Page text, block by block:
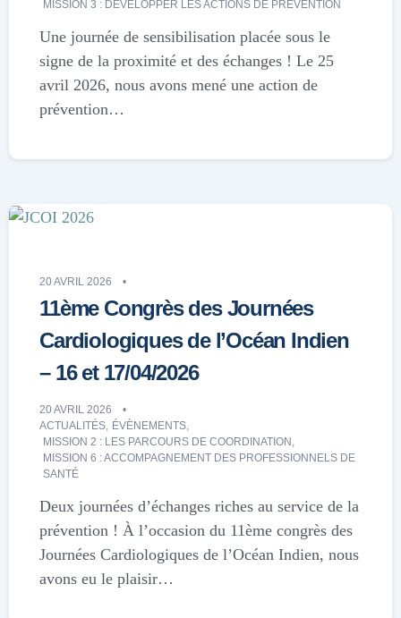
MISSION 3 : DÉVELOPPER LES ACTIONS DE PRÉVENTION
Une journée de sensibilisation placée sous le
signe de la proximité et des échanges ! Le 25
avril 2026, nous avons mené une action de
prévention…
20 AVRIL 2026
11ème Congrès des Journées
Cardiologiques de l’Océan Indien
– 16 et 17/04/2026
20 AVRIL 2026
ACTUALITÉS ÉVÈNEMENTS
MISSION 2 : LES PARCOURS DE COORDINATION
MISSION 6 : ACCOMPAGNEMENT DES PROFESSIONNELS DE
SANTÉ
Deux journées d’échanges riches au service de la
prévention ! À l’occasion du 11ème congrès des
Journées Cardiologiques de l’Océan Indien, nous
avons eu le plaisir…